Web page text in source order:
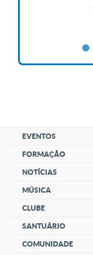
EVENTOS
FORMAÇÃO
NOTÍCIAS
MÚSICA
CLUBE
SANTUÁRIO
COMUNIDADE